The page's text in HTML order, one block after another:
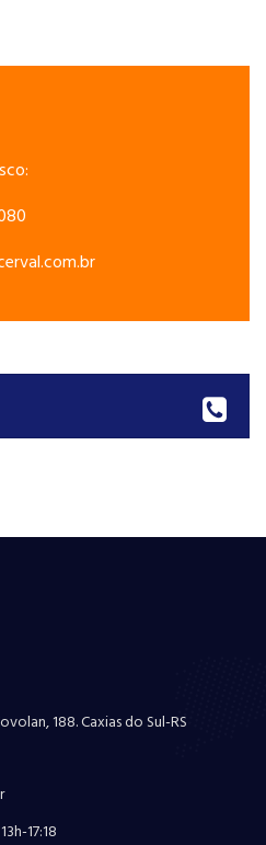
188. Caxias do Sul-RS
17:18